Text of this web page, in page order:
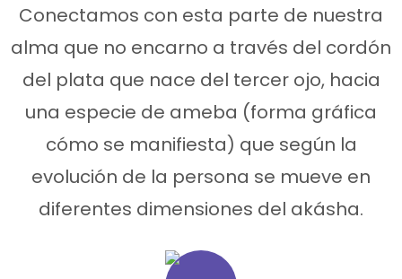
Conectamos con esta parte de nuestra
alma que no encarno a través del cordón
del plata que nace del tercer ojo, hacia
una especie de ameba (forma gráfica
cómo se manifiesta) que según la
evolución de la persona se mueve en
diferentes dimensiones del akásha.